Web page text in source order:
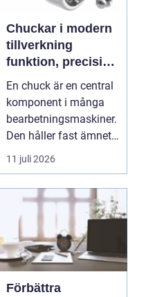
Chuckar i modern
tillverkning
funktion, precision
och smarta val
En chuck är en central
komponent i många
bearbetningsmaskiner.
Den håller fast ämnet
eller verktyget...
11 juli 2026
Förbättra